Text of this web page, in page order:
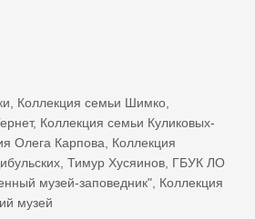
Коллекция семьи Шимко
, Коллекция семьи Куликовых-
Олега Карпова
Коллекция
Тимур Хусяинов ГБУК ЛО
музей-заповедник" Коллекция
музей